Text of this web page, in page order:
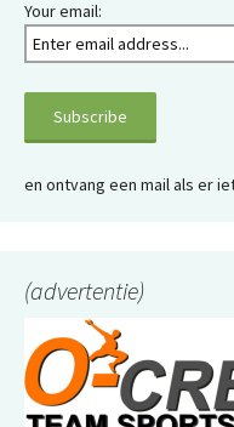
Your email:
en ontvang een mail als er
(advertentie)